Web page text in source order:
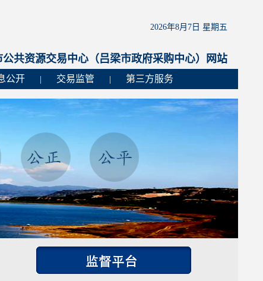
2026年8月7日 星期五
公共资源交易中心（吕梁市政府采购中心）网站
公开 交易监管 第三方服务